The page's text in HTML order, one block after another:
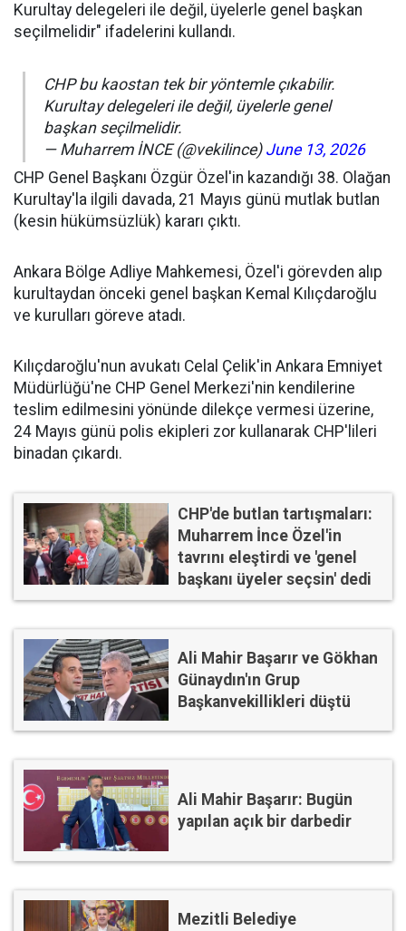
Kurultay delegeleri ile değil, üyelerle genel başkan
seçilmelidir" ifadelerini kullandı.
CHP bu kaostan tek bir yöntemle çıkabilir.
Kurultay delegeleri ile değil, üyelerle genel
başkan seçilmelidir.
— Muharrem İNCE (@vekilince) June 13, 2026
CHP Genel Başkanı Özgür Özel'in kazandığı 38. Olağan
Kurultay'la ilgili davada, 21 Mayıs günü mutlak butlan
(kesin hükümsüzlük) kararı çıktı.
Ankara Bölge Adliye Mahkemesi, Özel'i görevden alıp
kurultaydan önceki genel başkan Kemal Kılıçdaroğlu
ve kurulları göreve atadı.
Kılıçdaroğlu'nun avukatı Celal Çelik'in Ankara Emniyet
Müdürlüğü'ne CHP Genel Merkezi'nin kendilerine
teslim edilmesini yönünde dilekçe vermesi üzerine,
24 Mayıs günü polis ekipleri zor kullanarak CHP'lileri
binadan çıkardı.
CHP'de butlan tartışmaları:
Muharrem İnce Özel'in
tavrını eleştirdi ve 'genel
başkanı üyeler seçsin' dedi
Ali Mahir Başarır ve Gökhan
Günaydın'ın Grup
Başkanvekillikleri düştü
Ali Mahir Başarır: Bugün
yapılan açık bir darbedir
Mezitli Belediye